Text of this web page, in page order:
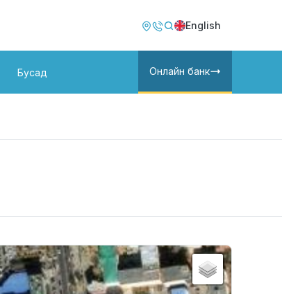
Image
Image English
Бусад Онлайн банк